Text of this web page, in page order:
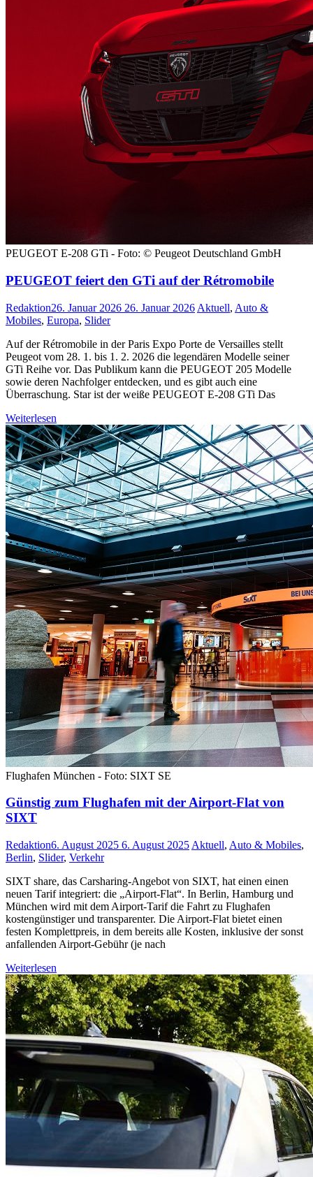
PEUGEOT E-208 GTi - Foto: © Peugeot Deutschland GmbH
PEUGEOT feiert den GTi auf der Rétromobile
Redaktion26. Januar 2026 26. Januar 2026 Aktuell, Auto &
Mobiles, Europa, Slider
Auf der Rétromobile in der Paris Expo Porte de Versailles stellt
Peugeot vom 28. 1. bis 1. 2. 2026 die legendären Modelle seiner
GTi Reihe vor. Das Publikum kann die PEUGEOT 205 Modelle
sowie deren Nachfolger entdecken, und es gibt auch eine
Überraschung. Star ist der weiße PEUGEOT E-208 GTi Das
Weiterlesen
Flughafen München - Foto: SIXT SE
Günstig zum Flughafen mit der Airport-Flat von
SIXT
Redaktion6. August 2025 6. August 2025 Aktuell, Auto & Mobiles,
Berlin, Slider, Verkehr
SIXT share, das Carsharing-Angebot von SIXT, hat einen einen
neuen Tarif integriert: die „Airport-Flat“. In Berlin, Hamburg und
München wird mit dem Airport-Tarif die Fahrt zu Flughafen
kostengünstiger und transparenter. Die Airport-Flat bietet einen
festen Komplettpreis, in dem bereits alle Kosten, inklusive der sonst
anfallenden Airport-Gebühr (je nach
Weiterlesen